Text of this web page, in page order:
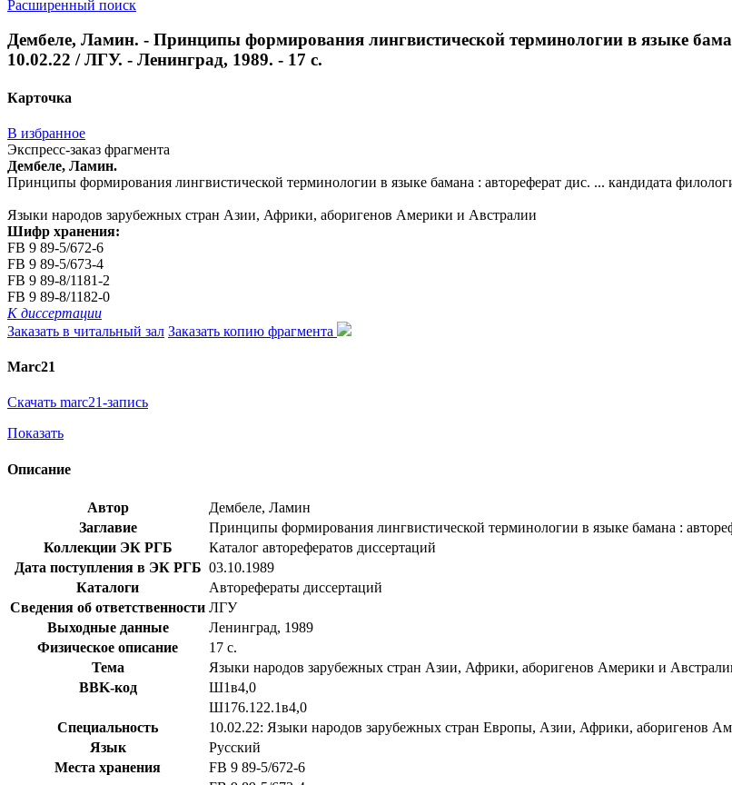
Расширенный поиск
Дембеле, Ламин. - Принципы формирования лингвистической терминологии в языке
10.02.22 / ЛГУ. - Ленинград, 1989. - 17 с.
Карточка
В избранное
Экспресс-заказ фрагмента
Дембеле, Ламин.
Принципы формирования лингвистической терминологии в языке бамана : автореферат дис. ... кандидата
Языки народов зарубежных стран Азии, Африки, аборигенов Америки и Австралии
Шифр хранения:
FB 9 89-5/672-6
FB 9 89-5/673-4
FB 9 89-8/1181-2
FB 9 89-8/1182-0
К диссертации
Заказать в читальный зал Заказать копию фрагмента
Marc21
Скачать marc21-запись
Показать
Описание
Автор
Дембеле, Ламин
Заглавие
Принципы формирования лингвистической терминологии в языке бамана :
Коллекции ЭК РГБ
Каталог авторефератов диссертаций
Дата поступления в ЭК РГБ 03.10.1989
Каталоги
Авторефераты диссертаций
Сведения об ответственности ЛГУ
Выходные данные
Ленинград, 1989
Физическое описание
17 с.
Тема
Языки народов зарубежных стран Азии, Африки, аборигенов Америки и
BBK-код
Ш1в4,0
Ш176.122.1в4,0
Специальность
10.02.22: Языки народов зарубежных стран Европы, Азии, Африки, аборигенов
Язык
Русский
Места хранения
FB 9 89-5/672-6